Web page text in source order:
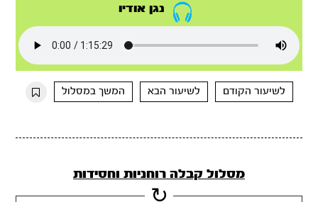
נגן אודיו
לשיעור הקודם לשיעור הבא המשך במסלול
מסלול קבלה רוחניות וחסידות